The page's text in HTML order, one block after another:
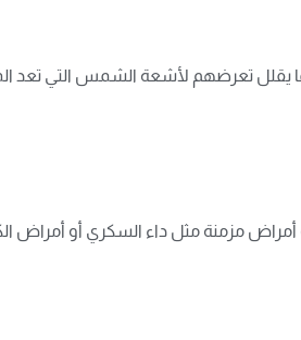
تعرضهم لأشعة الشمس التي تعد
مزمنة مثل داء السكري أو أمراض